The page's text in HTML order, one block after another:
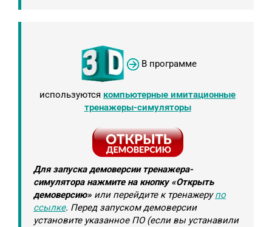
В программе
используются компьютерные имитационные
тренажеры-симуляторы
Для запуска демоверсии тренажера-
симулятора нажмите на кнопку «Открыть
демоверсию» или перейдите к тренажерупо
ссылке. Перед запуском демоверсии
установите указанное ПО (если вы устанавили